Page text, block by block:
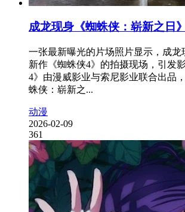
成龙现身《蜘蛛侠：崭新之日
一张最新曝光的片场照片显示，成龙
新作《蜘蛛侠4》的拍摄现场，引发
4》由漫威影业与索尼影业联合出品
蛛侠：崭新之...
动漫
2026-02-09
361